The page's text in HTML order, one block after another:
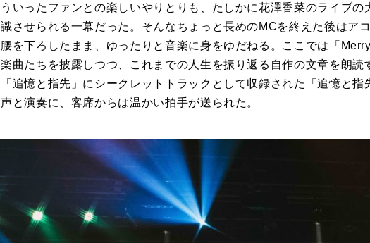
ういったファンとの楽しいやりとりも、たしかに花澤香菜のライブ
識させられる一幕だった。そんなちょっと長めのMCを終えた後はア
腰を下ろしたまま、ゆったりと音楽に身をゆだねる。ここでは「
楽曲たちを披露しつつ、これまでの人生を振り返る自作の文章を朗
「追憶と指先」にシークレットトラックとして収録された「追憶と
声と演奏に、客席からは温かい拍手が送られた。